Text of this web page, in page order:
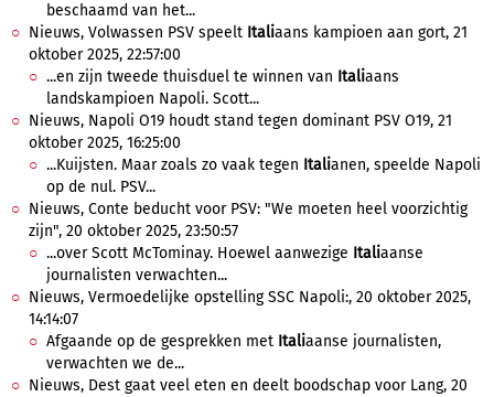
beschaamd van het...
Nieuws, Volwassen PSV speelt Italiaans kampioen aan gort, 21
oktober 2025, 22:57:00
...en zijn tweede thuisduel te winnen van Italiaans
landskampioen Napoli. Scott...
Nieuws, Napoli O19 houdt stand tegen dominant PSV O19, 21
oktober 2025, 16:25:00
...Kuijsten. Maar zoals zo vaak tegen Italianen, speelde Napoli
op de nul. PSV...
Nieuws, Conte beducht voor PSV: "We moeten heel voorzichtig
zijn", 20 oktober 2025, 23:50:57
...over Scott McTominay. Hoewel aanwezige Italiaanse
journalisten verwachten...
Nieuws, Vermoedelijke opstelling SSC Napoli:, 20 oktober 2025,
14:14:07
Afgaande op de gesprekken met Italiaanse journalisten,
verwachten we de...
Nieuws, Dest gaat veel eten en deelt boodschap voor Lang, 20